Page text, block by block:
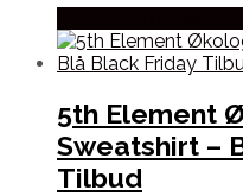
5th Element
Sweatshirt –
Tilbud